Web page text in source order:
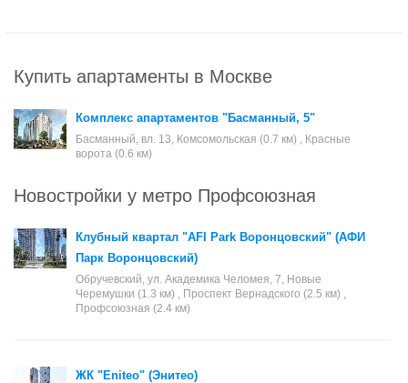
Купить апартаменты в Москве
Комплекс апартаментов "Басманный, 5"
Басманный, вл. 13, Комсомольская (0.7 км) , Красные
ворота (0.6 км)
Новостройки у метро Профсоюзная
Клубный квартал "AFI Park Воронцовский" (АФИ
Парк Воронцовский)
Обручевский, ул. Академика Челомея, 7, Новые
Черемушки (1.3 км) , Проспект Вернадского (2.5 км) ,
Профсоюзная (2.4 км)
ЖК "Eniteo" (Энитео)